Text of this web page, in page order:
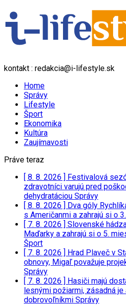
kontakt : redakcia@i-lifestyle.sk
Home
Správy
Lifestyle
Šport
Ekonomika
Kultúra
Zaujímavosti
Práve teraz
[ 8. 8. 2026 ] Festivalová
zdravotníci varujú pred
dehydratáciou Správy
[ 8. 8. 2026 ] Dva góly
s Američanmi a zahrajú si o
[ 7. 8. 2026 ] Slovenské
Maďarky a zahrajú si o 5.
Šport
[ 7. 8. 2026 ] Hrad Plaveč v
obnovy, Migaľ považuje
Správy
[ 7. 8. 2026 ] Hasiči majú
lesnými požiarmi, zásadná je
dobrovoľníkmi Správy